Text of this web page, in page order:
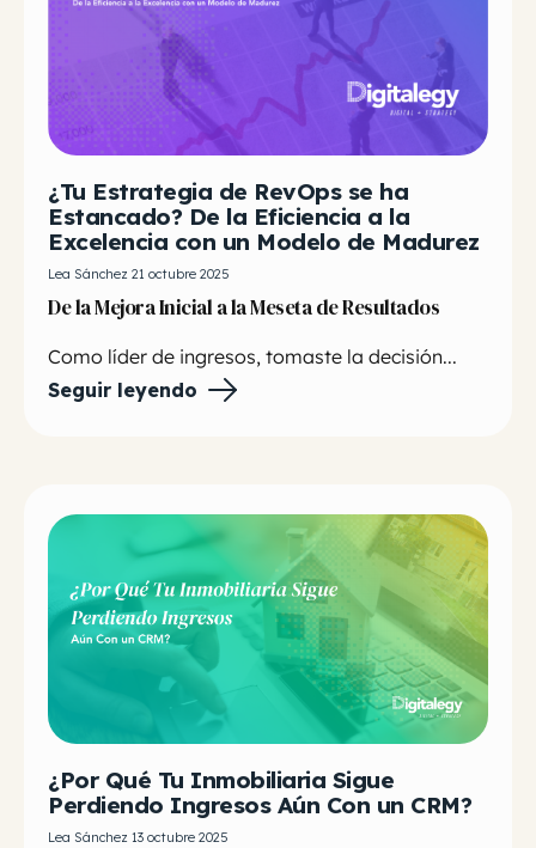
¿Tu Estrategia de RevOps se ha
Estancado? De la Eficiencia a la
Excelencia con un Modelo de Madurez
Lea Sánchez 21 octubre 2025
De la Mejora Inicial a la Meseta de Resultados
Como líder de ingresos, tomaste la decisión...
Seguir leyendo
¿Por Qué Tu Inmobiliaria Sigue
Perdiendo Ingresos Aún Con un CRM?
Lea Sánchez 13 octubre 2025